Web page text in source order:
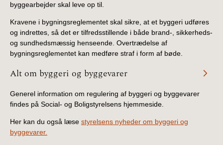
byggearbejder skal leve op til.
Kravene i bygningsreglementet skal sikre, at et byggeri udføres
og indrettes, så det er tilfredsstillende i både brand-, sikkerheds-
og sundhedsmæssig henseende. Overtrædelse af
bygningsreglementet kan medføre straf i form af bøde.
Alt om byggeri og byggevarer
Generel information om regulering af byggeri og byggevarer
findes på Social- og Boligstyrelsens hjemmeside.
Her kan du også læse styrelsens nyheder om byggeri og
byggevarer.